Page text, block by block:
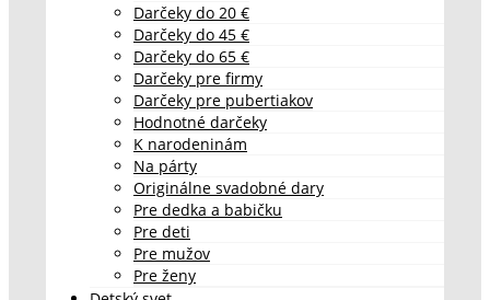
Darčeky do 20 €
Darčeky do 45 €
Darčeky do 65 €
Darčeky pre firmy
Darčeky pre pubertiakov
Hodnotné darčeky
K narodeninám
Na párty
Originálne svadobné dary
Pre dedka a babičku
Pre deti
Pre mužov
Pre ženy